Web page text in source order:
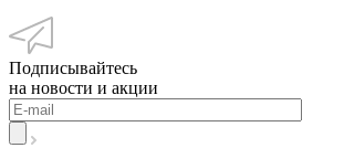
Подписывайтесь
на новости и акции